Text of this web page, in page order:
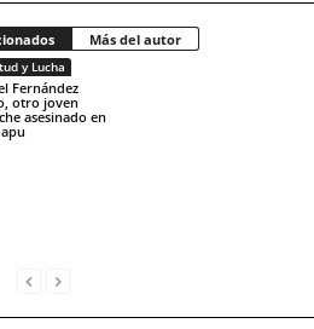
Más del autor
y Lucha
Fernández
otro joven
asesinado en